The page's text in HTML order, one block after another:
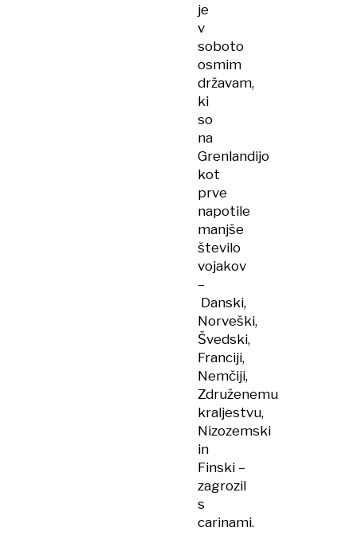
je
v
soboto
osmim
državam,
ki
so
na
Grenlandijo
kot
prve
napotile
manjše
število
vojakov
–
Danski,
Norveški,
Švedski,
Franciji,
Nemčiji,
Združenemu
kraljestvu,
Nizozemski
in
Finski –
zagrozil
s
carinami.